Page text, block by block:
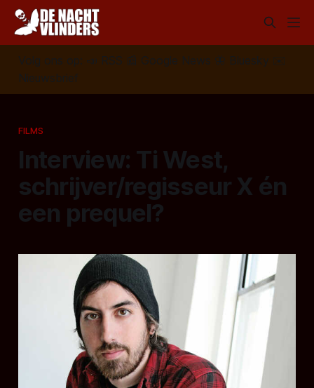
Volg ons op: 📣 RSS 📰 Google News 🦋 Bluesky
✉️
Nieuwsbrief
FILMS
Interview: Ti West,
schrijver/regisseur X én
een prequel?